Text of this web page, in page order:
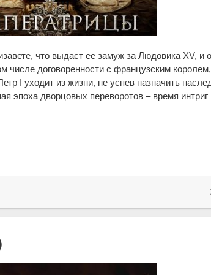
что выдаст ее замуж за Людовика XV, и
числе договоренности с французским
I уходит из жизни, не успев назначить
эпоха дворцовых переворотов – время